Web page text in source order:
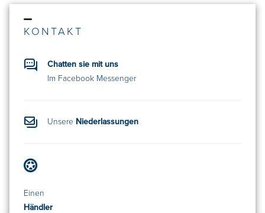
KONTAKT
Chatten sie mit uns
Im Facebook Messenger
Unsere Niederlassungen
Einen
Händler